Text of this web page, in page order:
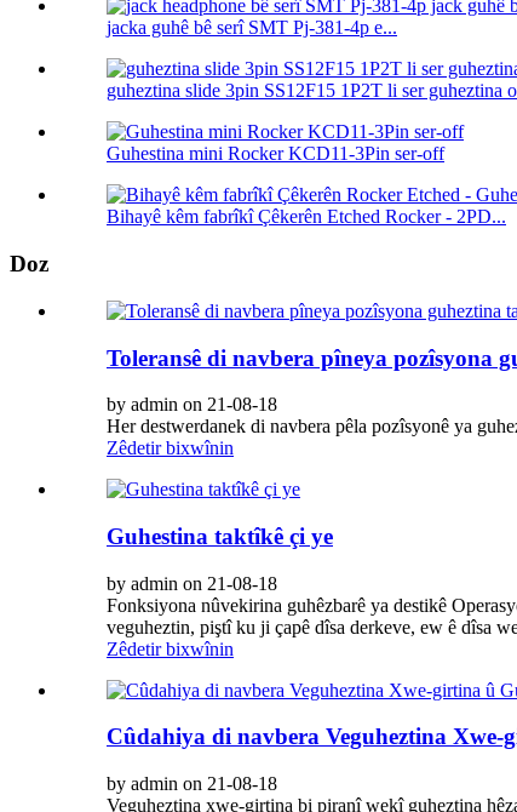
jacka guhê bê serî SMT Pj-381-4p e...
guheztina slide 3pin SS12F15 1P2T li ser guheztina
Guhestina mini Rocker KCD11-3Pin ser-off
Bihayê kêm fabrîkî Çêkerên Etched Rocker - 2PD...
Doz
Toleransê di navbera pîneya pozîsyona
by admin on 21-08-18
Her destwerdanek di navbera pêla pozîsyonê ya
Zêdetir bixwînin
Guhestina taktîkê çi ye
by admin on 21-08-18
Fonksiyona nûvekirina guhêzbarê ya destikê
veguheztin, piştî ku ji çapê dîsa derkeve, ew ê dîsa
Zêdetir bixwînin
Cûdahiya di navbera Veguheztina Xwe-
by admin on 21-08-18
Veguheztina xwe-girtina bi piranî wekî guheztina